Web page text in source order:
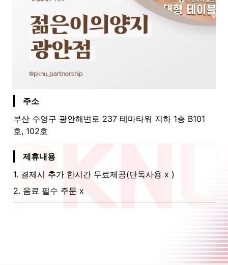
주소
부산 수영구 광안해변로 237 테마타워 지하 1층 B101
호, 102호
제휴내용
1. 결제시 추가 한시간 무료제공(단독사용 x )
2. 음료 필수 주문 x